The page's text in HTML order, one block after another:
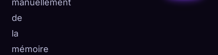
manuellement
de
la
mémoire